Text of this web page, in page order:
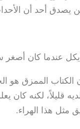
يصدق أحد أن
عندما كان أصغر
الكتاب الممزق هو
قليلاً، لكنه
هذا الهراء.